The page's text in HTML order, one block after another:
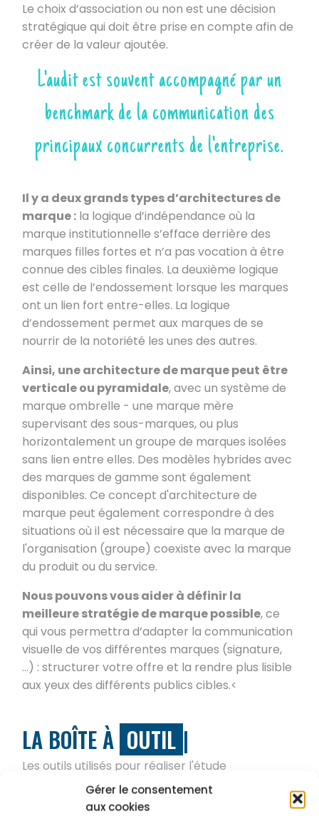
Gérer le consentement
aux cookies
Le choix d’association ou non est une décision
stratégique qui doit être prise en compte afin de
créer de la valeur ajoutée.
L'audit est souvent accompagné par un
benchmark de la communication des
principaux concurrents de l'entreprise.
Il y a deux grands types d’architectures de
marque : la logique d’indépendance où la
marque institutionnelle s’efface derrière des
marques filles fortes et n’a pas vocation à être
connue des cibles finales. La deuxième logique
est celle de l’endossement lorsque les marques
ont un lien fort entre-elles. La logique
d’endossement permet aux marques de se
nourrir de la notoriété les unes des autres.
Ainsi, une architecture de marque peut être
verticale ou pyramidale, avec un système de
marque ombrelle - une marque mère
supervisant des sous-marques, ou plus
horizontalement un groupe de marques isolées
sans lien entre elles. Des modèles hybrides avec
des marques de gamme sont également
disponibles. Ce concept d'architecture de
marque peut également correspondre à des
situations où il est nécessaire que la marque de
l'organisation (groupe) coexiste avec la marque
du produit ou du service.
Nous pouvons vous aider à définir la
meilleure stratégie de marque possible, ce
qui vous permettra d’adapter la communication
visuelle de vos différentes marques (signature,
…) : structurer votre offre et la rendre plus lisible
aux yeux des différents publics cibles.<
LA BOÎTE À OUTIL |
Les outils utilisés pour réaliser l'étude